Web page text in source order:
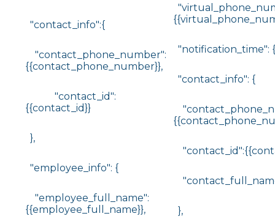
"contact_info":{
"contact_phone_number":
{{contact_phone_number}},
"contact_id":
{{contact_id}}
},
"employee_info": {
"employee_full_name":
{{employee_full_name}},
"notification_time":
"contact_info": {
},